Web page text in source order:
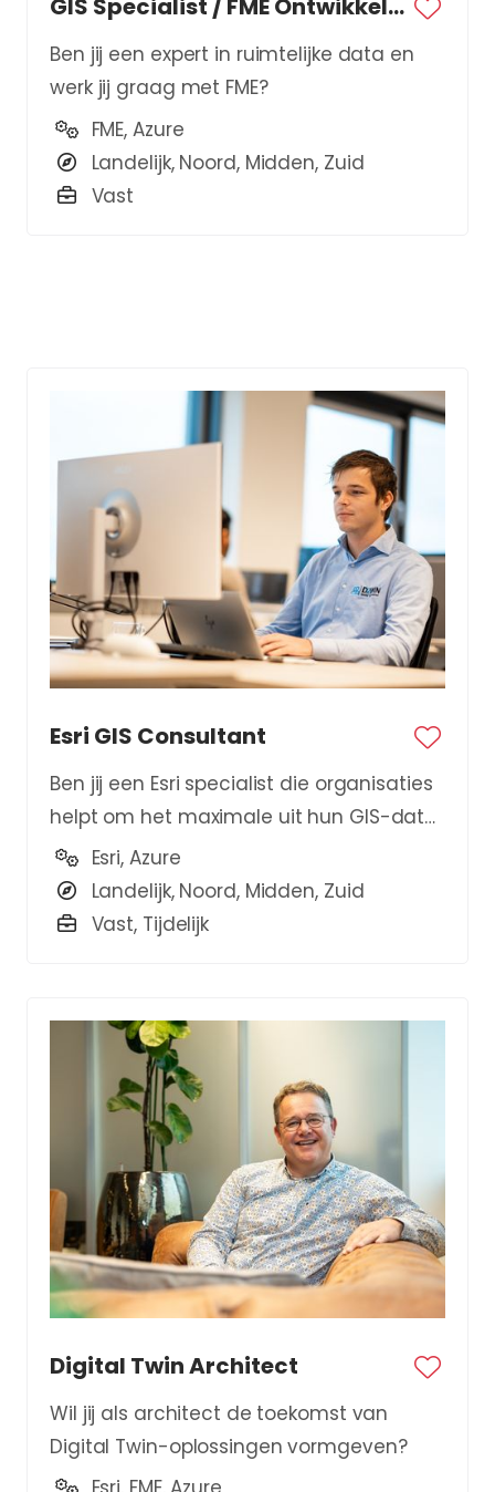
GIS Specialist / FME Ontwikkelaar
Ben jij een expert in ruimtelijke data en
werk jij graag met FME?
FME, Azure
Landelijk, Noord, Midden, Zuid
Vast
Esri GIS Consultant
Ben jij een Esri specialist die organisaties
helpt om het maximale uit hun GIS-data
te halen?
Esri, Azure
Landelijk, Noord, Midden, Zuid
Vast, Tijdelijk
Digital Twin Architect
Wil jij als architect de toekomst van
Digital Twin-oplossingen vormgeven?